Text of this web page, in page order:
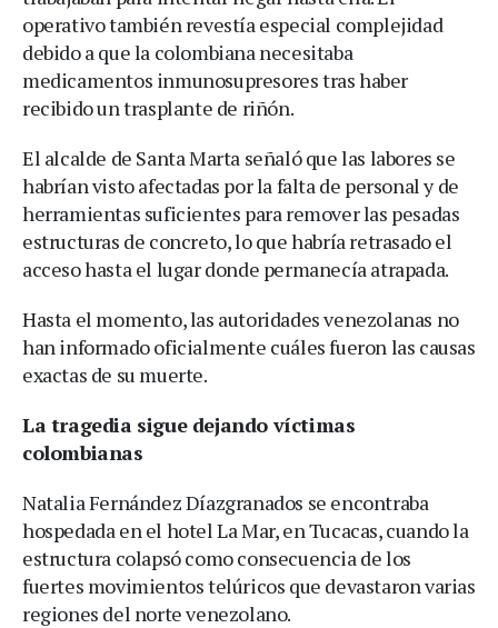
operativo también revestía especial complejidad
debido a que la colombiana necesitaba
medicamentos inmunosupresores tras haber
recibido un trasplante de riñón.
El alcalde de Santa Marta señaló que las labores se
habrían visto afectadas por la falta de personal y de
herramientas suficientes para remover las pesadas
estructuras de concreto, lo que habría retrasado el
acceso hasta el lugar donde permanecía atrapada.
Hasta el momento, las autoridades venezolanas no
han informado oficialmente cuáles fueron las causas
exactas de su muerte.
La tragedia sigue dejando víctimas
colombianas
Natalia Fernández Díazgranados se encontraba
hospedada en el hotel La Mar, en Tucacas, cuando la
estructura colapsó como consecuencia de los
fuertes movimientos telúricos que devastaron varias
regiones del norte venezolano.